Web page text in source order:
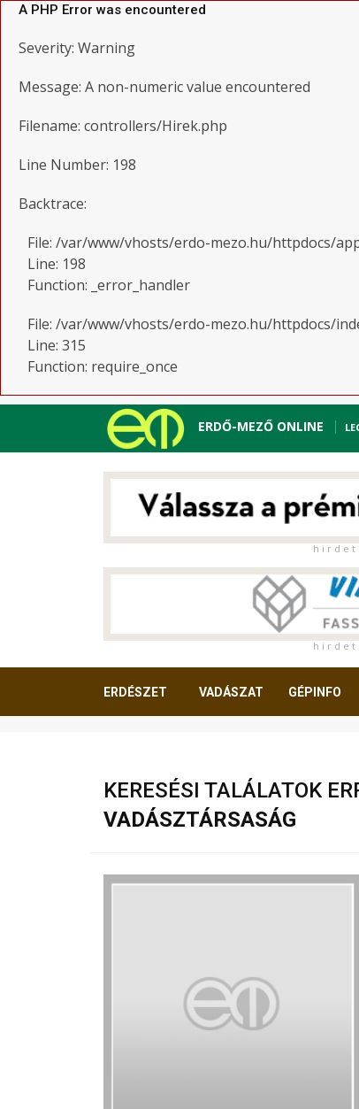
A PHP Error was encountered
Severity: Warning
Message: A non-numeric value encountered
Filename: controllers/Hirek.php
Line Number: 198
Backtrace:
File: /var/www/vhosts/erdo-mezo.hu/httpdocs/
Line: 198
Function: _error_handler
File: /var/www/vhosts/erdo-mezo.hu/httpdocs/
Line: 315
Function: require_once
ERDŐ-MEZŐ ONLINE
h i r d e t
h i r d e t
ERDÉSZET VADÁSZAT GÉPINFO
KERESÉSI TALÁLATOK
VADÁSZTÁRSASÁG